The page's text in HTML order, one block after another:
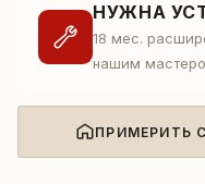
НУЖНА
18 мес.
нашим
ПРИМЕРИТЬ